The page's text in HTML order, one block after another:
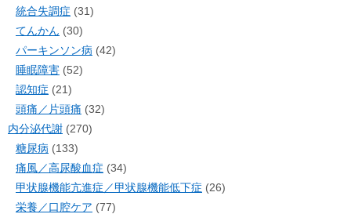
統合失調症 (31)
てんかん (30)
パーキンソン病 (42)
睡眠障害 (52)
認知症 (21)
頭痛／片頭痛 (32)
内分泌代謝 (270)
糖尿病 (133)
痛風／高尿酸血症 (34)
甲状腺機能亢進症／甲状腺機能低下症 (26)
栄養／口腔ケア (77)